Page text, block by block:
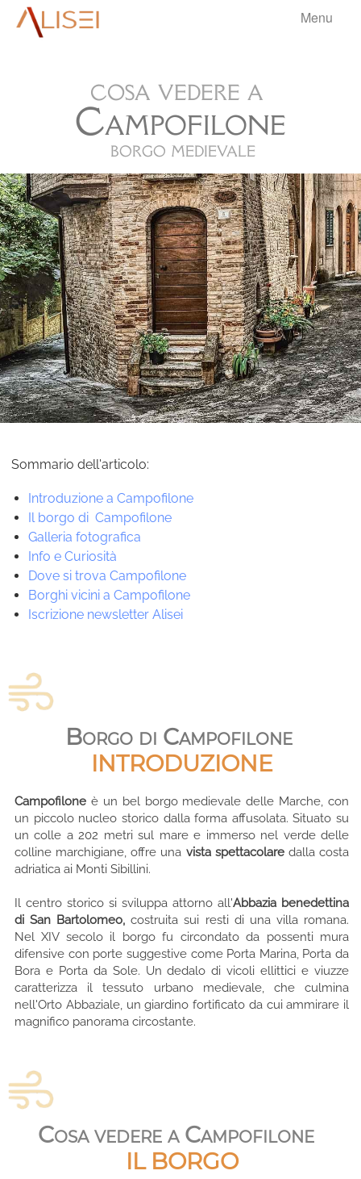
aliseri Menu
BORGHI ▼
BLOG▼
INFO▼
cosa vedere a
Campofilone
borgo medievale
.
.
.
.
Sommario dell'articolo:
Introduzione a Campofilone
Il borgo di Campofilone
Galleria fotografica
Info e Curiosità
Dove si trova Campofilone
Borghi vicini a Campofilone
Iscrizione newsletter Alisei
Borgo di Campofilone
INTRODUZIONE
Campofilone è un belborgo medievale delle Marche, con
un piccolo nucleo storico dallaforma affusolata. Situato su
un colle a 202 metri sul mare e immerso nel verde delle
colline marchigiane,offre una vista spettacolaredalla costa
adriatica ai Monti Sibillini.
Il centro storico si sviluppa attorno all'Abbazia benedettina
di San Bartolomeo, costruita sui resti di una villa romana.
Nel XIV secolo il borgo fu circondato da possenti mura
difensive con porte suggestive come Porta Marina, Porta da
Bora e Porta da Sole. Un dedalo di vicoli ellittici e viuzze
caratterizza il tessuto urbano medievale, che culmina
nell'Orto Abbaziale, un giardino fortificato da cui ammirare il
magnifico panorama circostante.
Cosa vedere a Campofilone
IL BORGO